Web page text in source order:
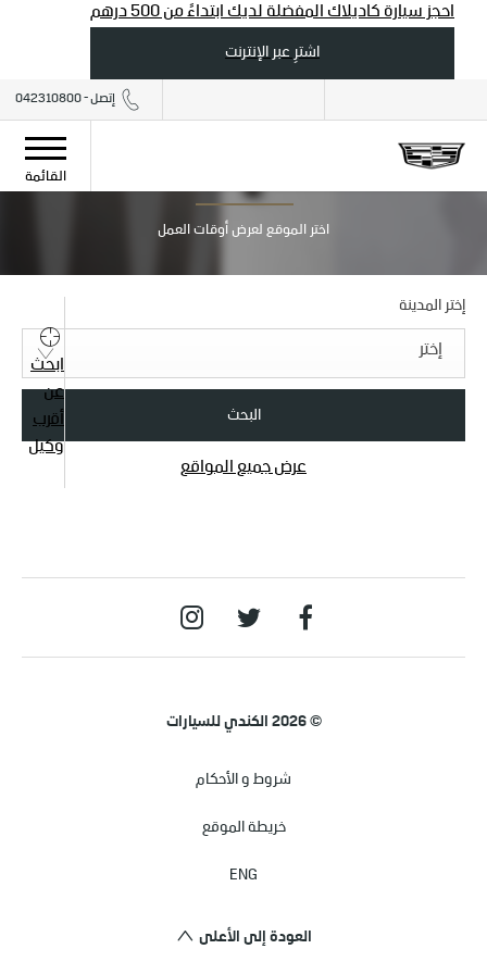
احجز سيارة كاديلاك المفضلة لديك ابتداءً من 500 درهم
اشترِ عبر الإنترنت
إتصل - 042310800
القائمة
اختر الموقع لعرض أوقات العمل
إختر المدينة
إختر
البحث
ابحث
عن
أقرب
وكيل
عرض جميع المواقع
© 2026 الكندي للسيارات
شروط و الأحكام
خريطة الموقع
ENG
العودة إلى الأعلى